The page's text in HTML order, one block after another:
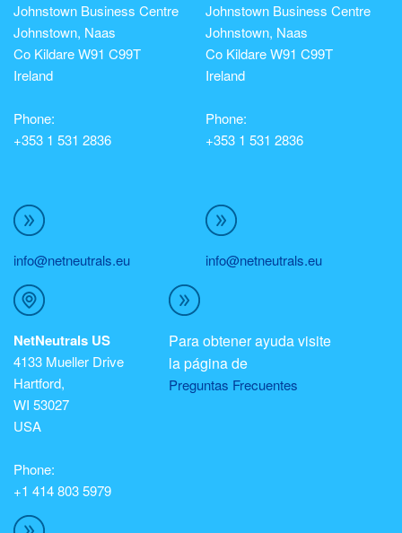
Johnstown Business Centre
Johnstown, Naas
Co Kildare W91 C99T
Ireland
Phone:
+353 1 531 2836
info@netneutrals.eu
Johnstown Business Centre
Johnstown, Naas
Co Kildare W91 C99T
Ireland
Phone:
+353 1 531 2836
info@netneutrals.eu
NetNeutrals US
4133 Mueller Drive
Hartford,
WI 53027
USA
Phone:
+1 414 803 5979
Para obtener ayuda visite
la página de
Preguntas Frecuentes